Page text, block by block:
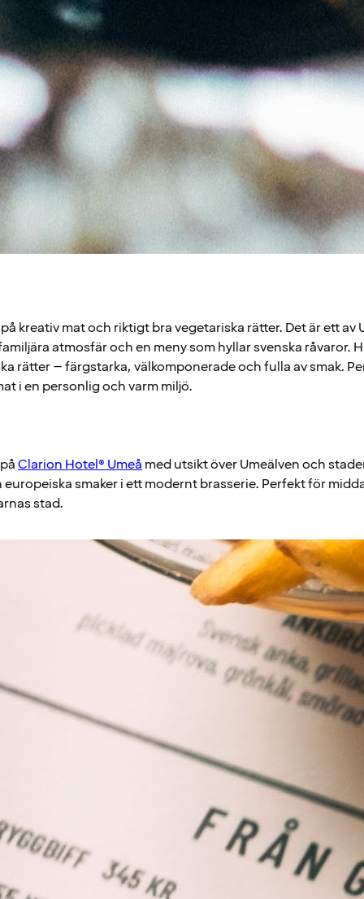
kreativ mat och riktigt bra vegetariska rätter. Det är ett av
atmosfär och en meny som hyllar svenska råvaror.
rätter – färgstarka, välkomponerade och fulla av smak.
i en personlig och varm miljö.
Clarion Hotel® Umeå med utsikt över Umeälven och
smaker i ett modernt brasserie. Perfekt för
stad.